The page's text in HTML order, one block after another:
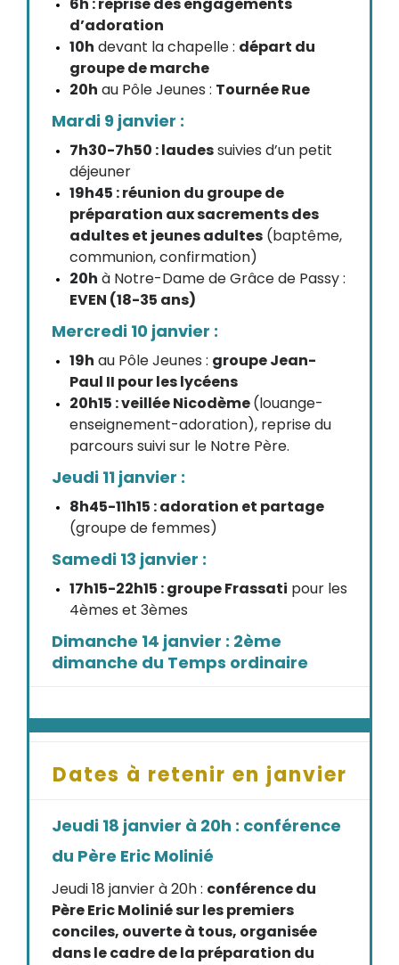
d’adoration
10h devant la chapelle : départ du
groupe de marche
20h au Pôle Jeunes : Tournée Rue
Mardi 9 janvier :
7h30-7h50 : laudessuivies d’un petit
déjeuner
19h45 : réunion du groupe de
préparation aux sacrements des
adultes et jeunes adultes (baptême,
communion, confirmation)
20h à Notre-Dame de Grâce de Passy :
EVEN (18-35 ans)
Mercredi 10 janvier :
19h au Pôle Jeunes : groupe Jean-
Paul II pour les lycéens
20h15 : veillée Nicodème(louange-
enseignement-adoration), reprise du
parcours suivi sur le Notre Père.
Jeudi 11 janvier :
8h45-11h15 : adoration et partage
(groupe de femmes)
Samedi 13 janvier :
17h15-22h15 : groupe Frassati pour les
4èmes et 3èmes
Dimanche 14 janvier : 2ème
dimanche du Temps ordinaire
Dates à retenir en janvier
Jeudi 18 janvier à 20h : conférence
du Père Eric Molinié
Jeudi 18 janvier à 20h : conférence du
Père Eric Molinié sur les premiers
conciles, ouverte à tous, organisée
dans le cadre de la préparation du